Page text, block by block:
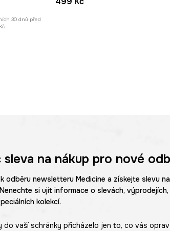
30 dnů před
sleva na nákup pro nové
odběru newsletteru Medicine a získejte slevu
si ujít informace o slevách,
kolekcí.
do vaší schránky přicházelo jen to, co vás